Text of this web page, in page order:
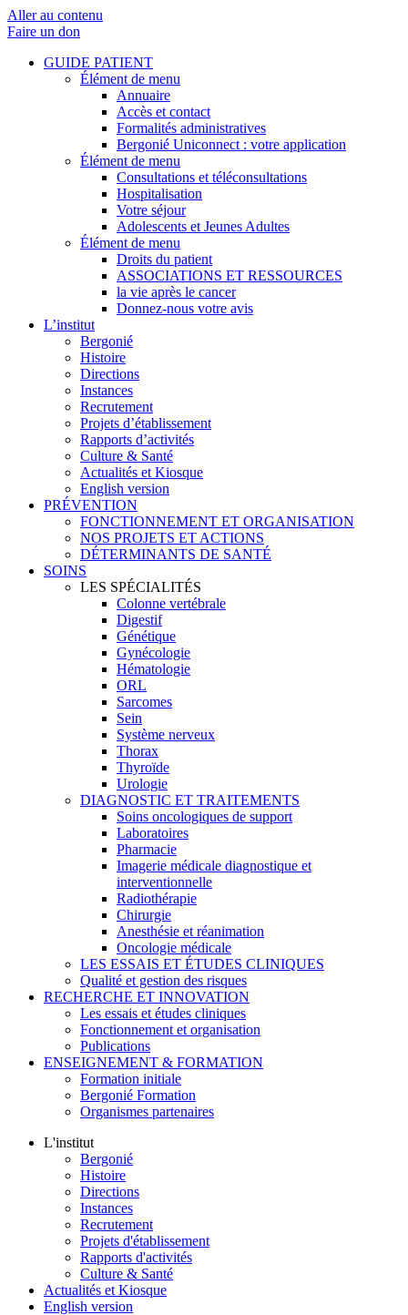
Aller au contenu
Faire un don
GUIDE PATIENT
Élément de menu
Annuaire
Accès et contact
Formalités administratives
Bergonié Uniconnect : votre application
Élément de menu
Consultations et téléconsultations
Hospitalisation
Votre séjour
Adolescents et Jeunes Adultes
Élément de menu
Droits du patient
ASSOCIATIONS ET RESSOURCES
la vie après le cancer
Donnez-nous votre avis
L’institut
Bergonié
Histoire
Directions
Instances
Recrutement
Projets d’établissement
Rapports d’activités
Culture & Santé
Actualités et Kiosque
English version
PRÉVENTION
FONCTIONNEMENT ET ORGANISATION
NOS PROJETS ET ACTIONS
DÉTERMINANTS DE SANTÉ
SOINS
LES SPÉCIALITÉS
Colonne vertébrale
Digestif
Génétique
Gynécologie
Hématologie
ORL
Sarcomes
Sein
Système nerveux
Thorax
Thyroïde
Urologie
DIAGNOSTIC ET TRAITEMENTS
Soins oncologiques de support
Laboratoires
Pharmacie
Imagerie médicale diagnostique et
interventionnelle
Radiothérapie
Chirurgie
Anesthésie et réanimation
Oncologie médicale
LES ESSAIS ET ÉTUDES CLINIQUES
Qualité et gestion des risques
RECHERCHE ET INNOVATION
Les essais et études cliniques
Fonctionnement et organisation
Publications
ENSEIGNEMENT & FORMATION
Formation initiale
Bergonié Formation
Organismes partenaires
L'institut
Bergonié
Histoire
Directions
Instances
Recrutement
Projets d'établissement
Rapports d'activités
Culture & Santé
Actualités et Kiosque
English version